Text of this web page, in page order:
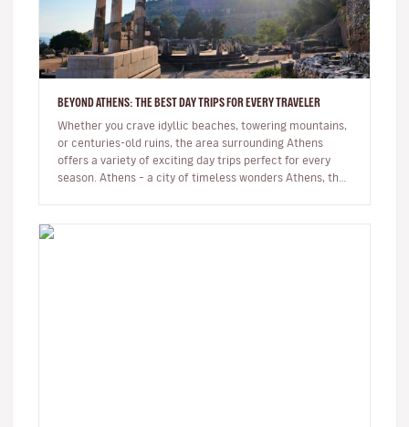
BEYOND ATHENS: THE BEST DAY TRIPS FOR EVERY TRAVELER
Whether you crave idyllic beaches, towering mountains,
or centuries-old ruins, the area surrounding Athens
offers a variety of exciting day trips perfect for every
season. Athens – a city of timeless wonders Athens, the